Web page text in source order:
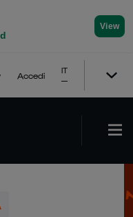
View
Accedi
IT